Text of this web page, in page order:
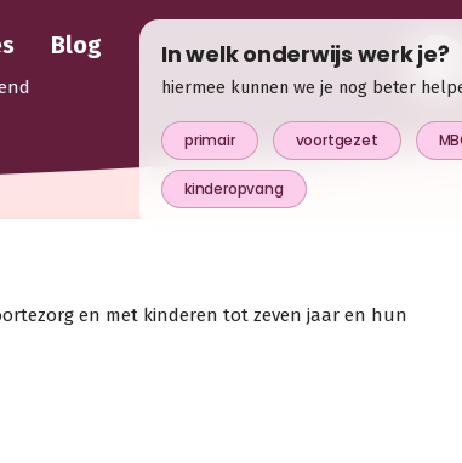
Blog
en met kinderen tot zeven jaar en hun
In welk onderwijs werk je?
hiermee kunnen we je nog beter
primair voortgezet
kinderopvang